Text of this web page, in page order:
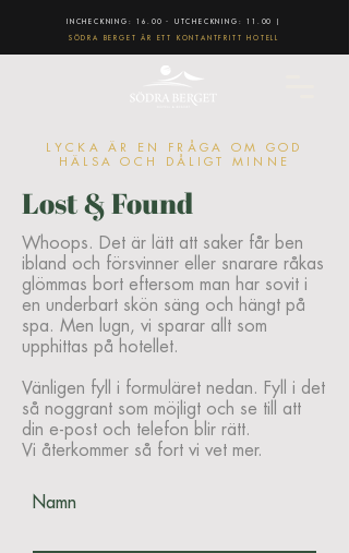
INCHECKNING: 16.00 - UTCHECKNING: 11.00 |
SÖDRA BERGET ÄR ETT KONTANTFRITT HOTELL
LYCKA ÄR EN FRÅGA OM GOD
HÄLSA OCH DÅLIGT MINNE
Lost & Found
Whoops. Det är lätt att saker får ben
ibland och försvinner eller snarare råkas
glömmas bort eftersom man har sovit i
en underbart skön säng och hängt på
spa. Men lugn, vi sparar allt som
upphittas på hotellet.
Vänligen fyll i formuläret nedan. Fyll i det
så noggrant som möjligt och se till att
din e-post och telefon blir rätt.
Vi återkommer så fort vi vet mer.
Namn